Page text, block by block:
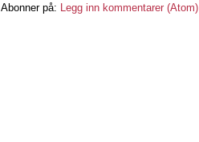
Abonner på: Legg inn kommentarer (Atom)